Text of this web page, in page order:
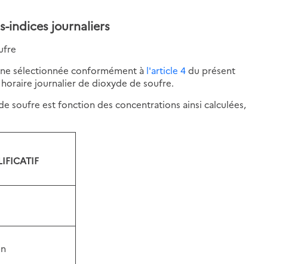
indices journaliers
sélectionnée conformément à l'article 4du présent
journalier de dioxyde de soufre.
soufre est fonction des concentrations ainsi calculées,